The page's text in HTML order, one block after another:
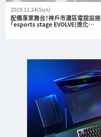
2019.11.24(Sun)
配備專業舞台！神戶市灘區電競設施
「esports stage EVOLVE(進化…